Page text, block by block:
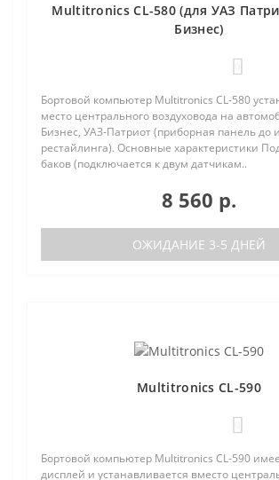
Multitronics CL-580 (для УАЗ
Бизнес)
Бортовой компьютер Multitronics CL-580
место центрального воздуховода на
Бизнес, УАЗ-Патриот (приборная панель до
рестайлинга). Основные характеристики
баков (подключается к двум датчикам..
8 560 р.
ОЖИДАНИЕ 3-5 ДНЕЙ
Multitronics CL-590
Бортовой компьютер Multitronics CL-590
дисплей и устанавливается вместо